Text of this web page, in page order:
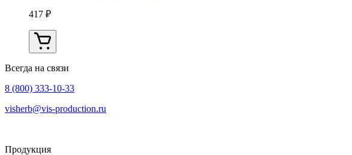
417 ₽
Всегда на связи
8 (800) 333-10-33
visherb@vis-production.ru
Продукция